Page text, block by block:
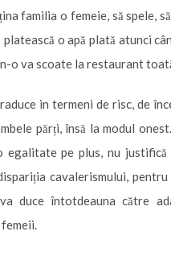
familia o femeie, să spele,
platească o apă plată atunci
o va scoate la restaurant
in termeni de risc, de
părți, însă la modul
egalitate pe plus, nu
cavalerismului,
duce întotdeauna către